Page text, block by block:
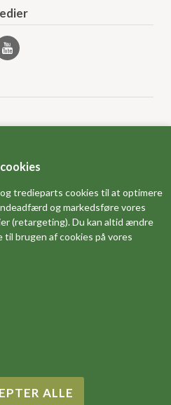
tredieparts cookies til at optimere
og markedsføre vores
(retargeting). Du kan altid ændre
brugen af cookies på vores